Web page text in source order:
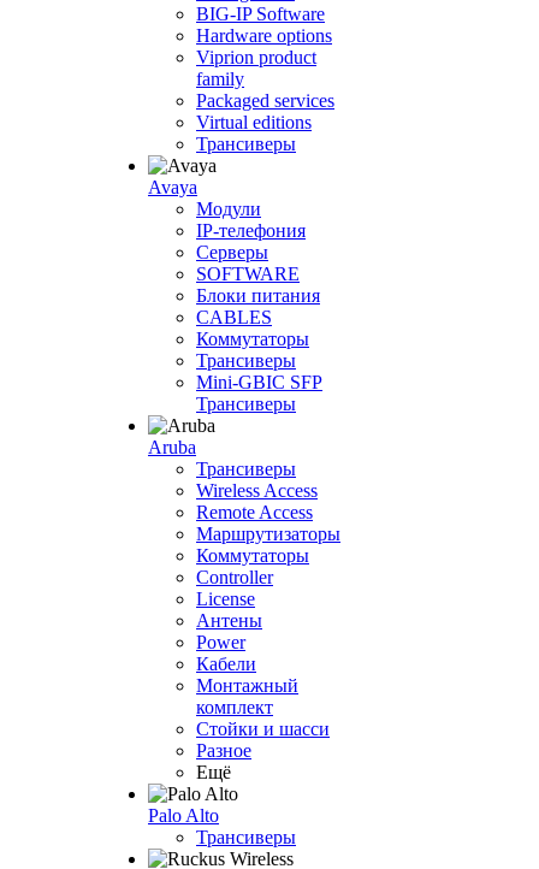
BIG-IP Software
Hardware options
Viprion product
family
Packaged services
Virtual editions
Трансиверы
Avaya
Модули
IP-телефония
Серверы
SOFTWARE
Блоки питания
CABLES
Коммутаторы
Трансиверы
Mini-GBIC SFP
Трансиверы
Aruba
Трансиверы
Wireless Access
Remote Access
Маршрутизаторы
Коммутаторы
Controller
License
Антены
Power
Кабели
Монтажный
комплект
Стойки и шасси
Разное
Ещё
Palo Alto
Трансиверы